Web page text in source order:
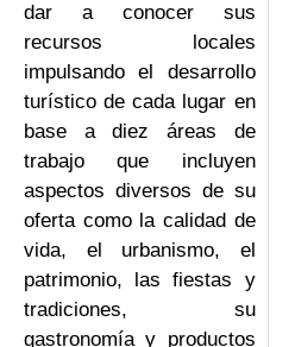
dar a conocer sus
recursos locales
impulsando el desarrollo
turístico de cada lugar en
base a diez áreas de
trabajo que incluyen
aspectos diversos de su
oferta como la calidad de
vida, el urbanismo, el
patrimonio, las fiestas y
tradiciones, su
gastronomía y productos